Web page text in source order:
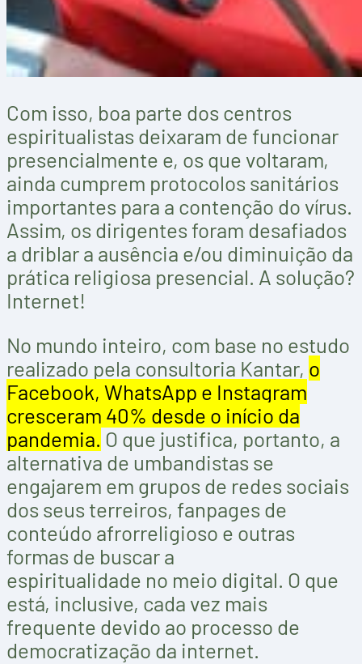
Com isso, boa parte dos centros
espiritualistas deixaram de funcionar
presencialmente e, os que voltaram,
ainda cumprem protocolos sanitários
importantes para a contenção do vírus.
Assim, os dirigentes foram desafiados
a driblar a ausência e/ou diminuição da
prática religiosa presencial. A solução?
Internet!
No mundo inteiro, com base no estudo
realizado pela consultoria Kantar, o
Facebook, WhatsApp e Instagram
cresceram 40% desde o início da
pandemia. O que justifica, portanto, a
alternativa de umbandistas se
engajarem em grupos de redes sociais
dos seus terreiros, fanpages de
conteúdo afrorreligioso e outras
formas de buscar a
espiritualidade no meio digital. O que
está, inclusive, cada vez mais
frequente devido ao processo de
democratização da internet.